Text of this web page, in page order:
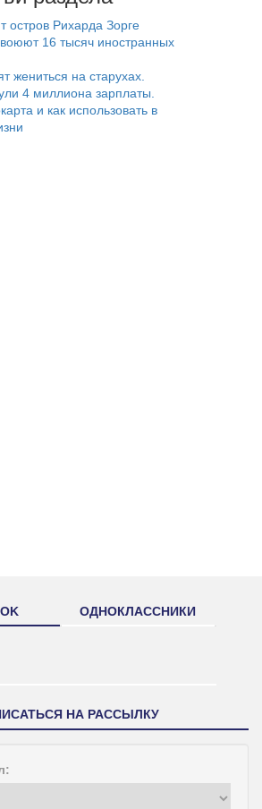
остров Рихарда Зорге
16 тысяч иностранных
жениться на старухах.
4 миллиона зарплаты.
и как использовать в
ОДНОКЛАССНИКИ
НА РАССЫЛКУ